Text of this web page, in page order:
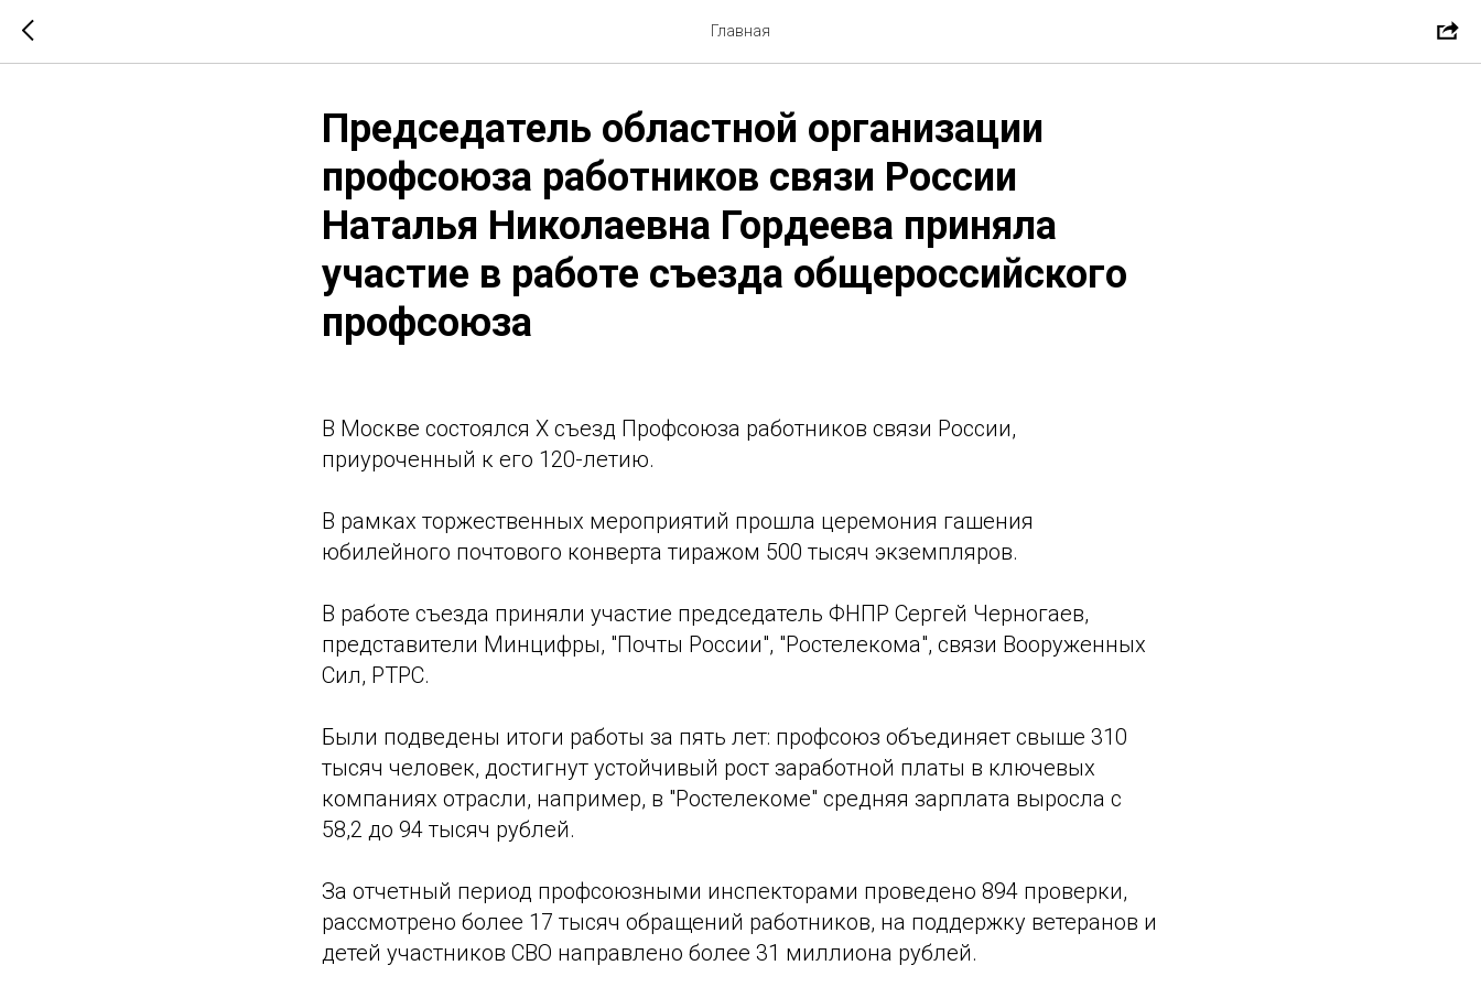
Главная
Председатель областной организации
профсоюза работников связи России
Наталья Николаевна Гордеева приняла
участие в работе съезда общероссийского
профсоюза
В Москве состоялся X съезд Профсоюза работников связи России,
приуроченный к его 120-летию.
В рамках торжественных мероприятий прошла церемония гашения
юбилейного почтового конверта тиражом 500 тысяч экземпляров.
В работе съезда приняли участие председатель ФНПР Сергей Черногаев,
представители Минцифры, "Почты России", "Ростелекома", связи Вооруженных
Сил, РТРС.
Были подведены итоги работы за пять лет: профсоюз объединяет свыше 310
тысяч человек, достигнут устойчивый рост заработной платы в ключевых
компаниях отрасли, например, в "Ростелекоме" средняя зарплата выросла с
58,2 до 94 тысяч рублей.
За отчетный период профсоюзными инспекторами проведено 894 проверки,
рассмотрено более 17 тысяч обращений работников, на поддержку ветеранов и
детей участников СВО направлено более 31 миллиона рублей.